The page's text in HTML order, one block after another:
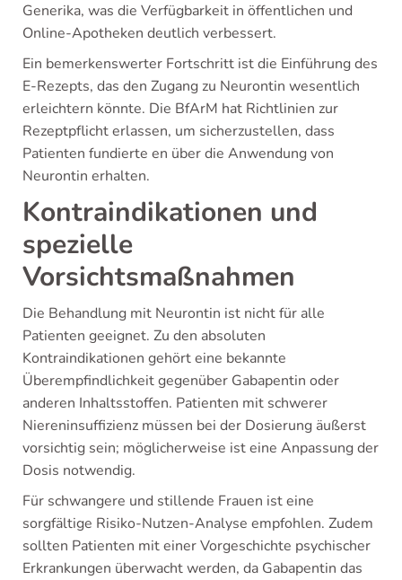
Generika, was die Verfügbarkeit in öffentlichen und
Online-Apotheken deutlich verbessert.
Ein bemerkenswerter Fortschritt ist die Einführung des
E-Rezepts, das den Zugang zu Neurontin wesentlich
erleichtern könnte. Die BfArM hat Richtlinien zur
Rezeptpflicht erlassen, um sicherzustellen, dass
Patienten fundierte en über die Anwendung von
Neurontin erhalten.
Kontraindikationen und
spezielle
Vorsichtsmaßnahmen
Die Behandlung mit Neurontin ist nicht für alle
Patienten geeignet. Zu den absoluten
Kontraindikationen gehört eine bekannte
Überempfindlichkeit gegenüber Gabapentin oder
anderen Inhaltsstoffen. Patienten mit schwerer
Niereninsuffizienz müssen bei der Dosierung äußerst
vorsichtig sein; möglicherweise ist eine Anpassung der
Dosis notwendig.
Für schwangere und stillende Frauen ist eine
sorgfältige Risiko-Nutzen-Analyse empfohlen. Zudem
sollten Patienten mit einer Vorgeschichte psychischer
Erkrankungen überwacht werden, da Gabapentin das